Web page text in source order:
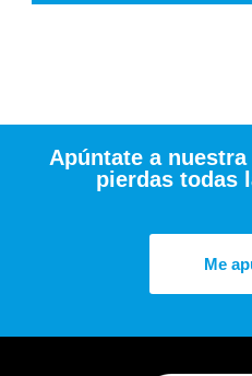
Apúntate a
pierdas todas
Me